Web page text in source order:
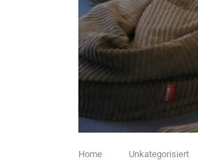
Home Unkategorisiert